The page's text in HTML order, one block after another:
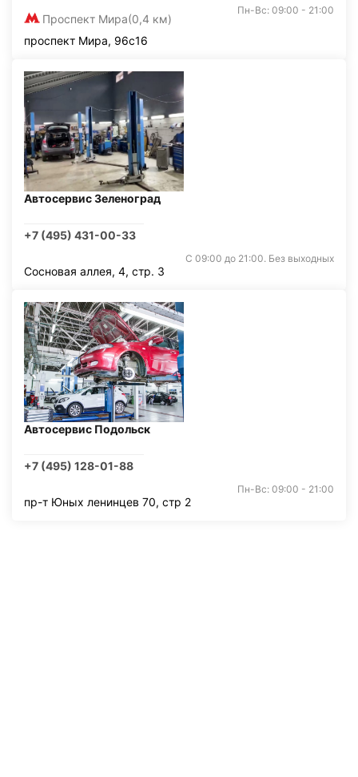
Проспект Мира(0,4 км)
Пн-Вс: 09:00 - 21:00
проспект Мира, 96с16
Автосервис Зеленоград
+7 (495) 431-00-33
С 09:00 до 21:00. Без выходных
Сосновая аллея, 4, стр. 3
Автосервис Подольск
+7 (495) 128-01-88
Пн-Вс: 09:00 - 21:00
пр-т Юных ленинцев 70, стр 2